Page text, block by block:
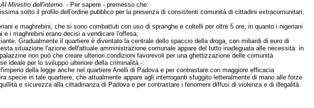
Al Ministro dell'interno. - Per sapere - premesso che:
sotto il profilo dell'ordine pubblico per la presenza di consistenti comunità di cittadini extracomunitari,
e maghrebini, che si sono combattuti con uso di spranghe e coltelli per oltre 5 ore, in quanto i nigeriani
i maghrebini erano decisi a vendicare l'offesa;
Gradualmente il quartiere è diventato la centrale dello spaccio della droga, con miliardi di euro di
situazione l'azione dell'attuale amministrazione comunale appare del tutto inadeguata alle necessità: in
non può che creare ulteriori condizioni favorevoli per una ghettizzazione delle comunità
ideale per lo sviluppo ulteriore della criminalità -:
della legge anche nel quartiere Anelli di Padova e per contrastare con maggiore efficacia
specie in tale quartiere, che attualmente appare agli interroganti sfuggito letteralmente di mano alle forze
e sicurezza alla cittadinanza di Padova e per contrastare i fenomeni diffusi di violenza e di illegalità.